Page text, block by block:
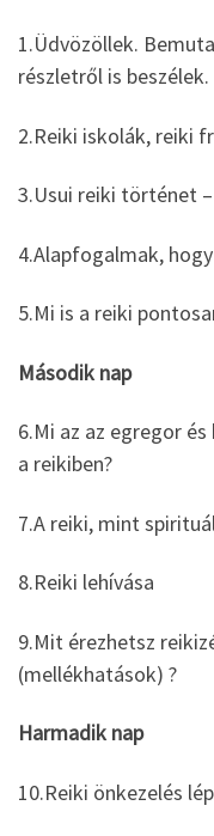
1.Üdvözöllek.
részletről is beszélek.
2.Reiki iskolák, reiki
3.Usui reiki történet
4.Alapfogalmak,
5.Mi is a reiki
Második nap
6.Mi az az egregor
a reikiben?
7.A reiki, mint
8.Reiki lehívása
9.Mit érezhetsz
(mellékhatások) ?
Harmadik nap
10.Reiki önkezelés